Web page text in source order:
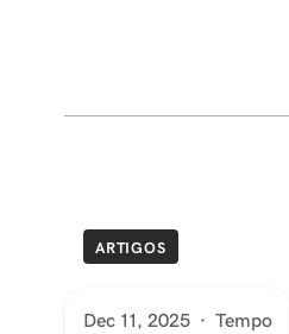
ARTIGOS
Dec 11, 2025 · Tempo